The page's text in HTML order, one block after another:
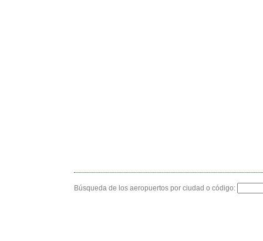
Búsqueda de los aeropuertos por ciudad o código: